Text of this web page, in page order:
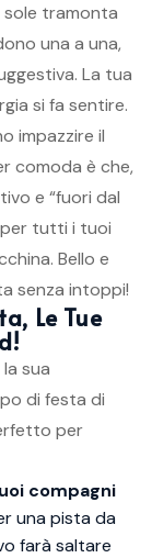
sole tramonta
una a una,
La tua
si fa sentire.
impazzire il
comoda è che,
e “fuori dal
per tutti i tuoi
Bello e
senza intoppi!
Le Tue
sua
di festa di
per
compagni
una pista da
farà saltare